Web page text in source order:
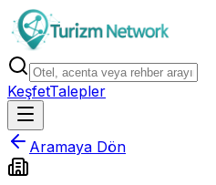
KeşfetTalepler
Aramaya Dön